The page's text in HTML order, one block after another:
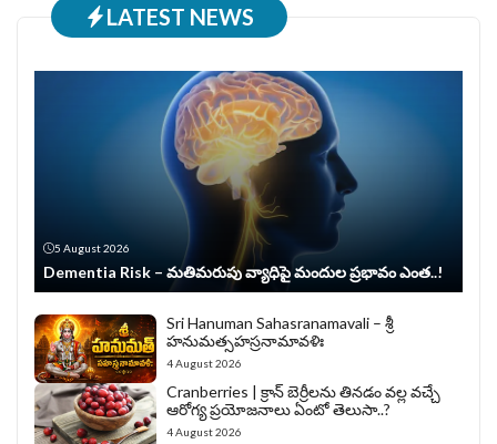
LATEST NEWS
5 August 2026
Dementia Risk – మతిమరుపు వ్యాధిపై మందుల ప్రభావం ఎంత..!
Sri Hanuman Sahasranamavali – శ్రీ
హనుమత్సహస్రనామావళిః
4 August 2026
Cranberries | క్రాన్ బెర్రీల‌ను తిన‌డం వ‌ల్ల వచ్చే
ఆరోగ్య ప్రయోజనాలు ఏంటో తెలుసా..?
4 August 2026